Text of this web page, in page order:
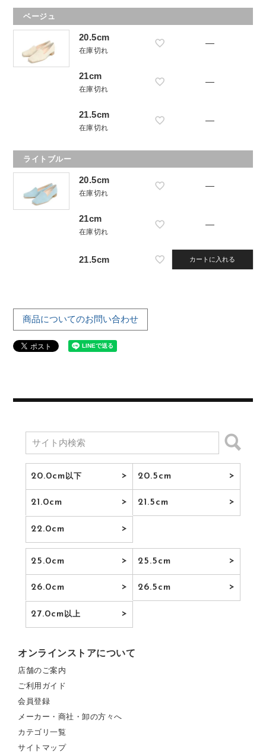
ベージュ
20.5cm
在庫切れ
—
21cm
在庫切れ
—
21.5cm
在庫切れ
—
ライトブルー
20.5cm
在庫切れ
—
21cm
在庫切れ
—
21.5cm カートに入れる
商品についてのお問い合わせ
20.0cm 以下 20.5cm
21.0cm 21.5cm
22.0cm
25.0cm 25.5cm
26.0cm 26.5cm
27.0cm 以上
オンラインストアについて
店舗のご案内
ご利用ガイド
会員登録
メーカー・商社・卸の方々へ
カテゴリ一覧
サイトマップ